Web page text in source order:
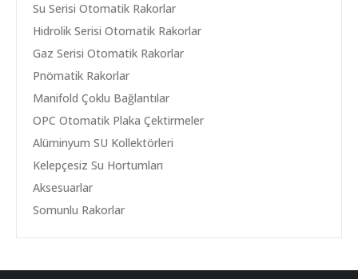
Su Serisi Otomatik Rakorlar
Hidrolik Serisi Otomatik Rakorlar
Gaz Serisi Otomatik Rakorlar
Pnömatik Rakorlar
Manifold Çoklu Bağlantılar
OPC Otomatik Plaka Çektirmeler
Alüminyum SU Kollektörleri
Kelepçesiz Su Hortumları
Aksesuarlar
Somunlu Rakorlar